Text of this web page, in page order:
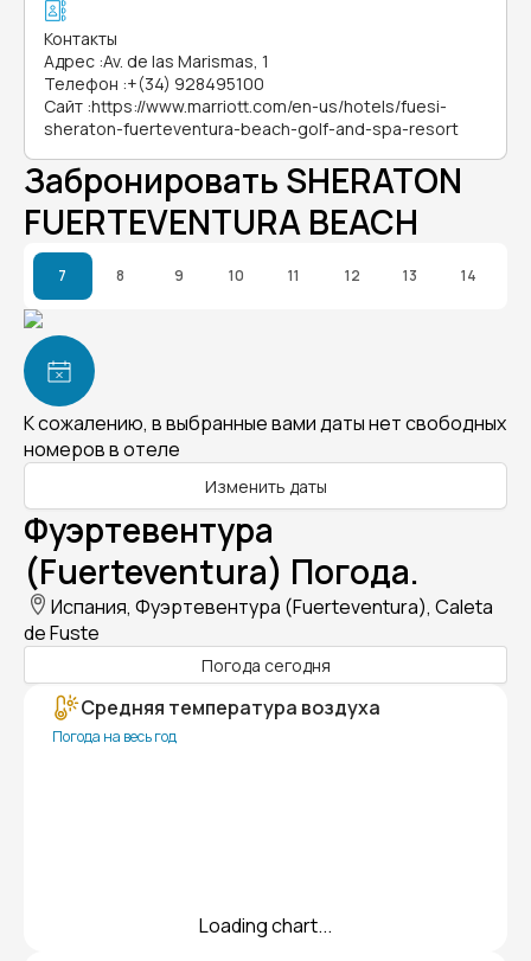
Контакты
Адрес :Av. de las Marismas, 1
Телефон :+(34) 928495100
Сайт :https://www.marriott.com/en-us/hotels/fuesi-
sheraton-fuerteventura-beach-golf-and-spa-resort
Забронировать SHERATON
FUERTEVENTURA BEACH
7 8 9 10 11 12 13 14
К сожалению, в выбранные вами даты нет свободных
номеров в отеле
Изменить даты
Фуэртевентура
(Fuerteventura) Погода.
Испания, Фуэртевентура (Fuerteventura), Caleta
de Fuste
Погода сегодня
Средняя температура воздуха
Погода на весь год
Loading chart...